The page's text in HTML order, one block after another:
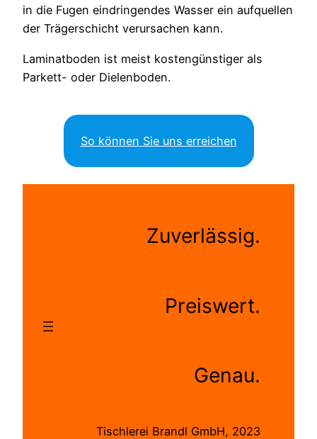
in die Fugen eindringendes Wasser ein aufquellen
der Trägerschicht verursachen kann.
Laminatboden ist meist kostengünstiger als
Parkett- oder Dielenboden.
So können Sie uns erreichen
Zuverlässig.
Preiswert.
Genau.
Tischlerei Brandl GmbH, 2023